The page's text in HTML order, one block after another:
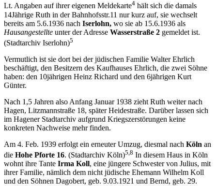
Lt. Angaben auf ihrer eigenen Meldekarte4 hält sich die damals
14Jährige Ruth in der Bahnhofsstr.11 nur kurz auf, sie wechselt
bereits am 5.6.1936 nach Iserlohn, wo sie ab 15.6.1936 als
Hausangestellte unter der Adresse Wasserstraße 2 gemeldet ist.
(Stadtarchiv Iserlohn)5
Vermutlich ist sie dort bei der jüdischen Familie Walter Ehrlich
beschäftigt, den Besitzern des Kaufhauses Ehrlich, die zwei Söhne
haben: den 10jährigen Heinz Richard und den 6jährigen Kurt
Günter.
Nach 1,5 Jahren also Anfang Januar 1938 zieht Ruth weiter nach
Hagen, Litzmannstraße 18, später Heidestraße. Darüber lassen sich
im Hagener Stadtarchiv aufgrund Kriegszerstörungen keine
konkreten Nachweise mehr finden.
Am 4. Feb. 1939 erfolgt ein erneuter Umzug, diesmal nach Köln an
die Hohe Pforte 16. (Stadtarchiv Köln)5,8 In diesem Haus in Köln
wohnt ihre Tante Irma Koll, eine jüngere Schwester von Julius, mit
ihrer Familie, nämlich dem nicht jüdische Ehemann Wilhelm Koll
und den Söhnen Dagobert, geb. 9.03.1921 und Bernd, geb. 29.